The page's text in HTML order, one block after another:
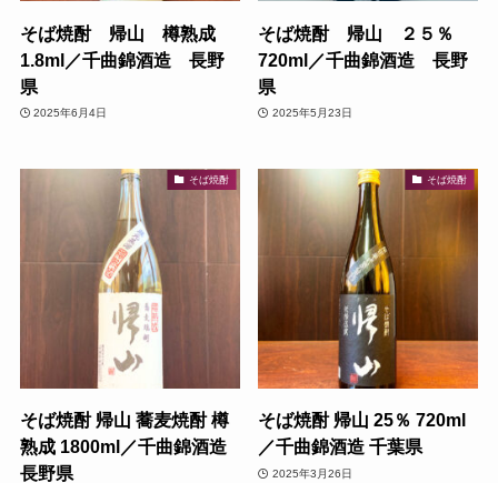
そば焼酎 帰山 樽熟成
1.8ml／千曲錦酒造 長野
県
2025年6月4日
そば焼酎 帰山 ２５％
720ml／千曲錦酒造 長野
県
2025年5月23日
そば焼酎
そば焼酎 帰山 蕎麦焼酎 樽
熟成 1800ml／千曲錦酒造
長野県
そば焼酎
そば焼酎 帰山 25％ 720ml
／千曲錦酒造 千葉県
2025年3月26日